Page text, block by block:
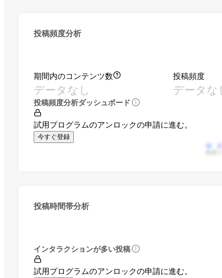
投稿頻度分析
期間内のコンテンツ数
データなし
投稿頻度
データな
投稿頻度分析ダッシュボード
試用プログラムのアンロックの申請に進む。
今すぐ登録
投稿時間帯分析
インタラクションが多い投稿
試用プログラムのアンロックの申請に進む。